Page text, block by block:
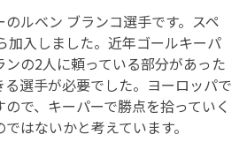
ルベン ブランコ選手です。スペ
加入しました。近年ゴールキーパ
の2人に頼っている部分があった
選手が必要でした。ヨーロッパで
で、キーパーで勝点を拾っていく
はないかと考えています。